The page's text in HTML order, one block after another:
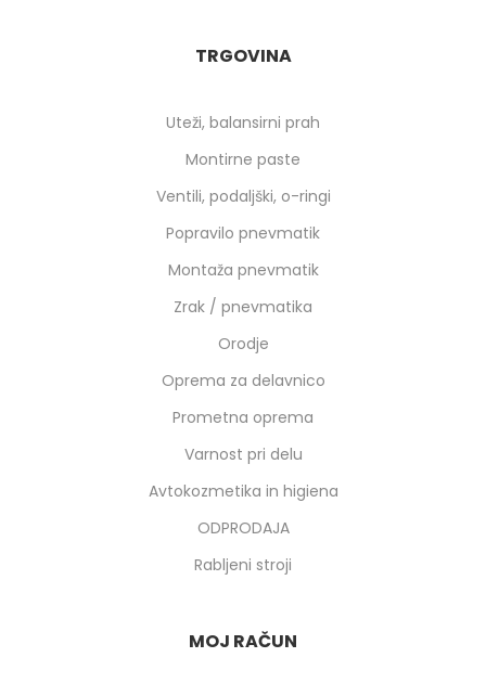
TRGOVINA
Uteži, balansirni prah
Montirne paste
Ventili, podaljški, o-ringi
Popravilo pnevmatik
Montaža pnevmatik
Zrak / pnevmatika
Orodje
Oprema za delavnico
Prometna oprema
Varnost pri delu
Avtokozmetika in higiena
ODPRODAJA
Rabljeni stroji
MOJ RAČUN